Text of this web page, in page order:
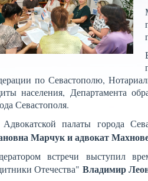
по Севастополю,
населения, Департамента
Севастополя.
палаты города
Марчук и адвокат
встречи выступил
Отечества" Владимир